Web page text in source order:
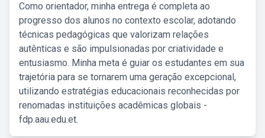
Como orientador, minha entrega é completa ao
progresso dos alunos no contexto escolar, adotando
técnicas pedagógicas que valorizam relações
autênticas e são impulsionadas por criatividade e
entusiasmo. Minha meta é guiar os estudantes em sua
trajetória para se tornarem uma geração excepcional,
utilizando estratégias educacionais reconhecidas por
renomadas instituições acadêmicas globais -
fdp.aau.edu.et.